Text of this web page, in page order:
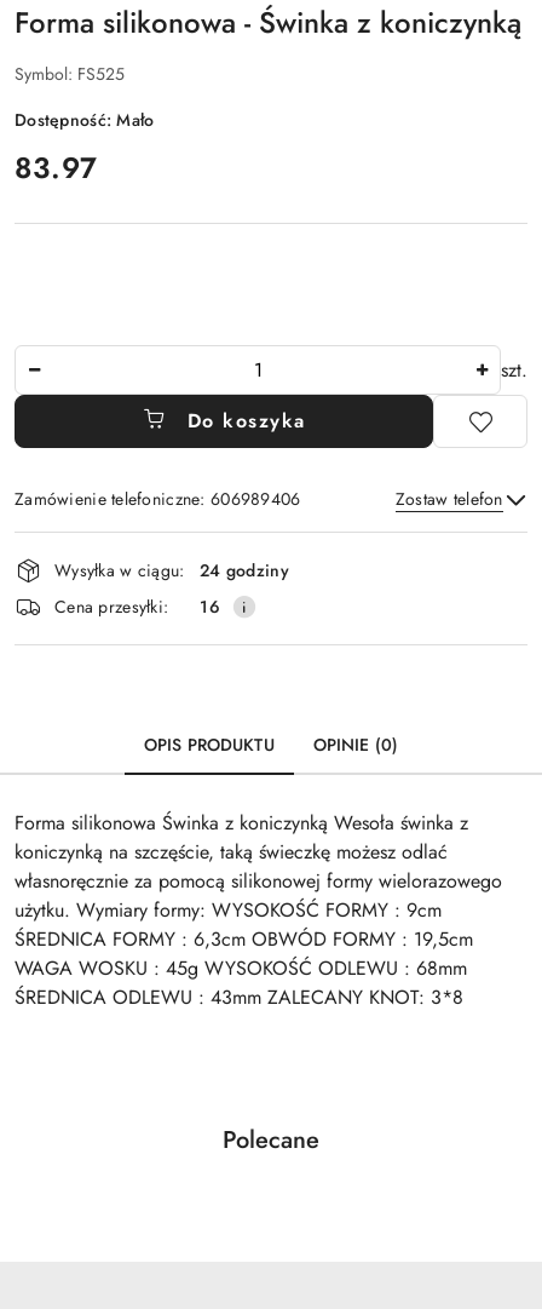
Forma silikonowa - Świnka z koniczynką
Symbol: FS525
Dostępność:Mało
cena:
83.97
szt.
Do koszyka
Zamówienie telefoniczne: 606989406 Zostaw telefon
Wyślij
Dostępność
i
dostawa
Wysyłka w ciągu:
24 godziny
Cena przesyłki:
16
OPIS PRODUKTU OPINIE (0)
Forma silikonowa Świnka z koniczynką Wesoła świnka z
koniczynką na szczęście, taką świeczkę możesz odlać
własnoręcznie za pomocą silikonowej formy wielorazowego
użytku. Wymiary formy: WYSOKOŚĆ FORMY : 9cm
ŚREDNICA FORMY : 6,3cm OBWÓD FORMY : 19,5cm
WAGA WOSKU : 45g WYSOKOŚĆ ODLEWU : 68mm
ŚREDNICA ODLEWU : 43mm ZALECANY KNOT: 3*8
Pomiń karuzelę produktów
Produkty
Polecane